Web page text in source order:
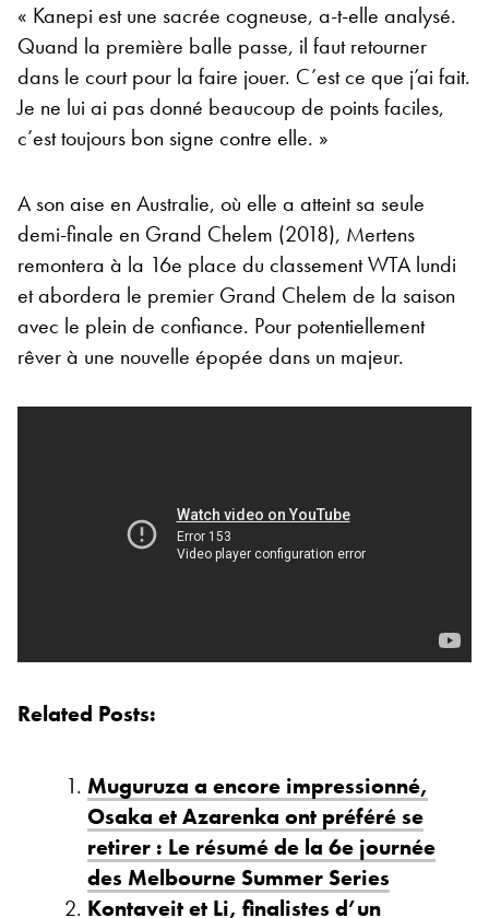
« Kanepi est une sacrée cogneuse, a-t-elle analysé.
Quand la première balle passe, il faut retourner
dans le court pour la faire jouer. C’est ce que j’ai fait.
Je ne lui ai pas donné beaucoup de points faciles,
c’est toujours bon signe contre elle. »
A son aise en Australie, où elle a atteint sa seule
demi-finale en Grand Chelem (2018), Mertens
remontera à la 16e place du classement WTA lundi
et abordera le premier Grand Chelem de la saison
avec le plein de confiance. Pour potentiellement
rêver à une nouvelle épopée dans un majeur.
Related Posts:
Muguruza a encore impressionné,
Osaka et Azarenka ont préféré se
retirer : Le résumé de la 6e journée
des Melbourne Summer Series
Kontaveit et Li, finalistes d’un